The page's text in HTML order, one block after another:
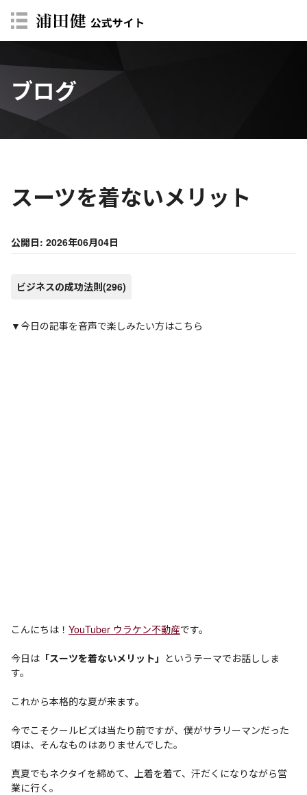
ブログ
スーツを着ないメリット
公開日: 2026年06月04日
ビジネスの成功法則(296)
▼今日の記事を音声で楽しみたい方はこちら
こんにちは！ YouTuber ウラケン不動産です。
今日は 「スーツを着ないメリット」 というテーマでお話ししま
す。
これから本格的な夏が来ます。
今でこそクールビズは当たり前ですが、僕がサラリーマンだった
頃は、そんなものはありませんでした。
真夏でもネクタイを締めて、上着を着て、汗だくになりながら営
業に行く。